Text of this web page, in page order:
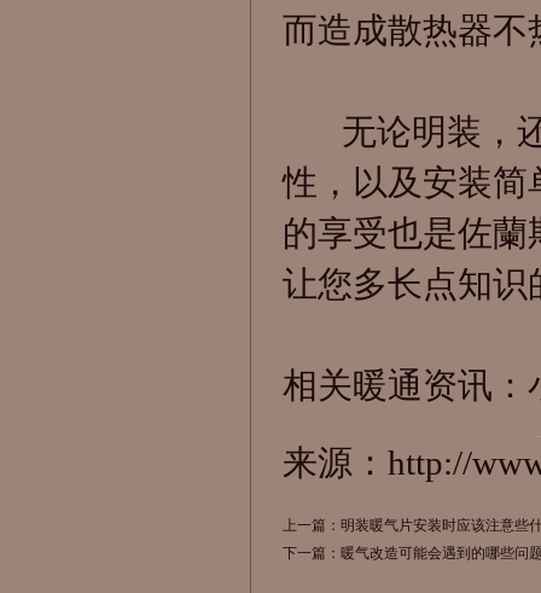
而造成散热器不
无论明装，还
性，以及安装简
的享受也是佐
让您多长点知识
相关暖通资讯：
来源：http://
上一篇： 明装暖气片安装时应该注意些
下一篇： 暖气改造可能会遇到的哪些问